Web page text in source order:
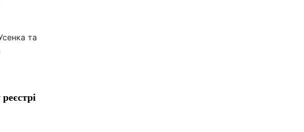
та